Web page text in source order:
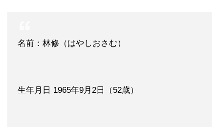
名前：林修（はやしおさむ）
生年月日 1965年9月2日（52歳）